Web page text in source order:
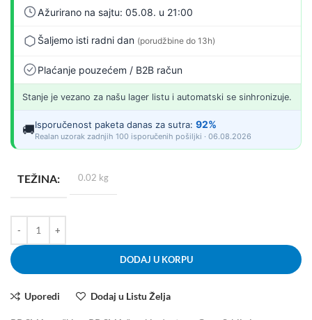
Ažurirano na sajtu: 05.08. u 21:00
Šaljemo isti radni dan (porudžbine do 13h)
Plaćanje pouzećem / B2B račun
Stanje je vezano za našu lager listu i automatski se sinhronizuje.
🚚Isporučenost paketa danas za sutra: 92%
Realan uzorak zadnjih 100 isporučenih pošiljki · 06.08.2026
TEŽINA 0.02 kg
DODAJ U KORPU
Uporedi Dodaj u Listu Želja